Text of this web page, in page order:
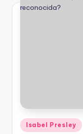
Publicado
Isabel Presley